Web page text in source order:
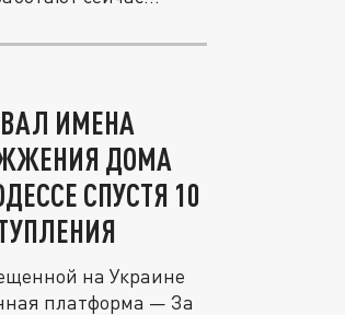
ИМЕНА
ДОМА
CПУСТЯ 10
на Украине
платформа — За